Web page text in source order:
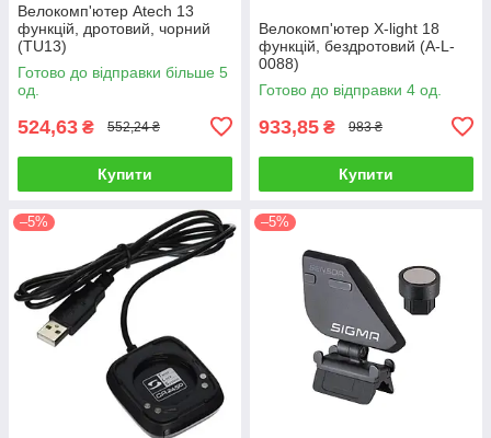
Велокомп'ютер Atech 13
функцій, дротовий, чорний
(TU13)
Готово до відправки більше 5
од.
524,63 ₴ 552,24 ₴
Купити
Велокомп'ютер X-light 18
функцій, бездротовий (A-L-
0088)
Готово до відправки 4 од.
933,85 ₴ 983 ₴
Купити
–5% –5%